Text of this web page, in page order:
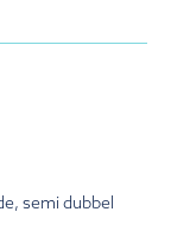
semi dubbel